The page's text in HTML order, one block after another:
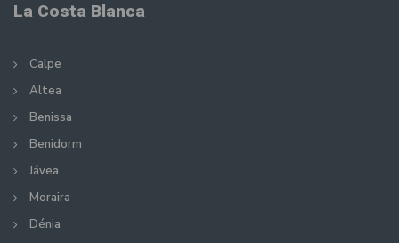
La Costa Blanca
Calpe
Altea
Benissa
Benidorm
Jávea
Moraira
Dénia